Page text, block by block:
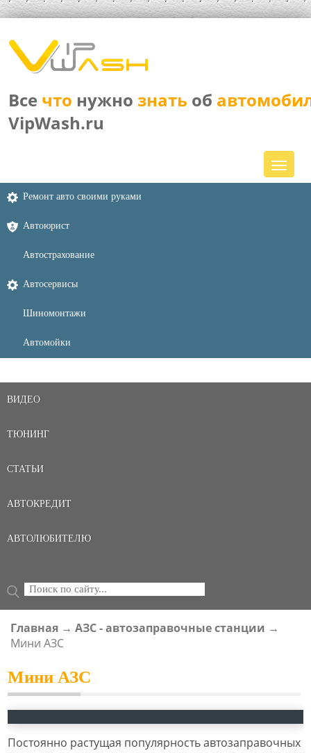
Все что нужно знать об
VipWash.ru
Ремонт авто своими руками
Автоюрист
Автострахование
Автосервисы
Шиномонтажи
Автомойки
ВИДЕО
ТЮНИНГ
СТАТЬИ
АВТОКРЕДИТ
АВТОЛЮБИТЕЛЮ
ФОРМА ПОИСКА
Поиск
ВЫ ЗДЕСЬ
Главная → АЗС - автозаправочные станции →
Мини АЗС
Мини АЗС
Постоянно растущая популярность автозаправочных